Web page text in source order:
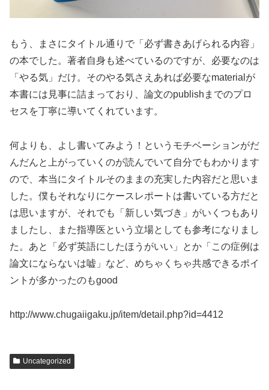
もう、まさにタイトル通りで「必ず書きあげられる内容」
の本でした。著者自身も述べているのですが、必要なのは
「やる気」だけ。そのやる気さえあれば必要なmaterialが
本書には見事に詰まっており、論文のpublishまでのプロ
セスを丁寧に導いてくれています。
何よりも、よし書いてみよう！というモチベーションがだ
んだんと上がっていくのが読んでいて自分でもわかります
ので、本当にタイトルそのままの充実した内容だと思いま
した。僕もそれなりにケースレポートは書いている方だと
は思いますが、それでも「新しい気づき」がいくつもあり
ましたし、また指導医という立場としても参考になりまし
た。あと「必ず英語にしたほうがいい」とか「この症例は
論文にならないは嘘」など、めちゃくちゃ共感できるポイ
ントが多かったのもgood
http://www.chugaiigaku.jp/item/detail.php?id=4412
Uncategorized